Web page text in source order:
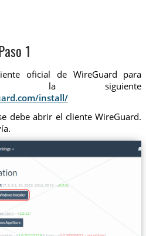
Paso 1
oficial de WireGuard para
la siguiente
install/
debe abrir el cliente WireGuard.